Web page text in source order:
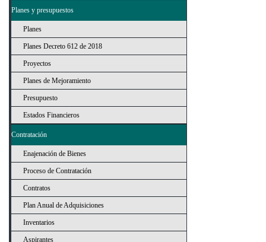
Planes y presupuestos
Planes
Planes Decreto 612 de 2018
Proyectos
Planes de Mejoramiento
Presupuesto
Estados Financieros
Contratación
Enajenación de Bienes
Proceso de Contratación
Contratos
Plan Anual de Adquisiciones
Inventarios
Aspirantes